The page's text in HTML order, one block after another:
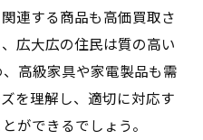
ソード
価買取のポイント
を分析
買取成功の裏側
連する商品も高価買取さ
広大広の住民は質の高い
高級家具や家電製品も需
を理解し、適切に対応す
ができるでしょう。